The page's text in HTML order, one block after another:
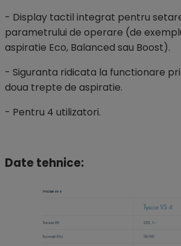
- Display tactil integrat pentru
parametrului de operare (de
aspiratie Eco, Balanced sau Boost).
- Siguranta ridicata la functionare
doua trepte de aspiratie.
- Pentru 4 utilizatori.
Date tehnice: